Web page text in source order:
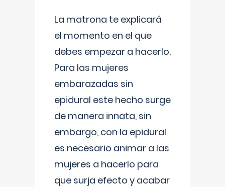
La matrona te explicará
el momento en el que
debes empezar a hacerlo.
Para las mujeres
embarazadas sin
epidural este hecho surge
de manera innata, sin
embargo, con la epidural
es necesario animar a las
mujeres a hacerlo para
que surja efecto y acabar